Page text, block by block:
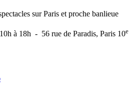
sur Paris et proche banlieue
à 18h - 56 rue de Paradis, Paris 10e